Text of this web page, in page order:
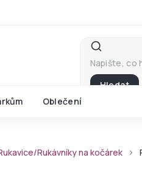
Hledat
Oblečení
Rukávníky na kočárek